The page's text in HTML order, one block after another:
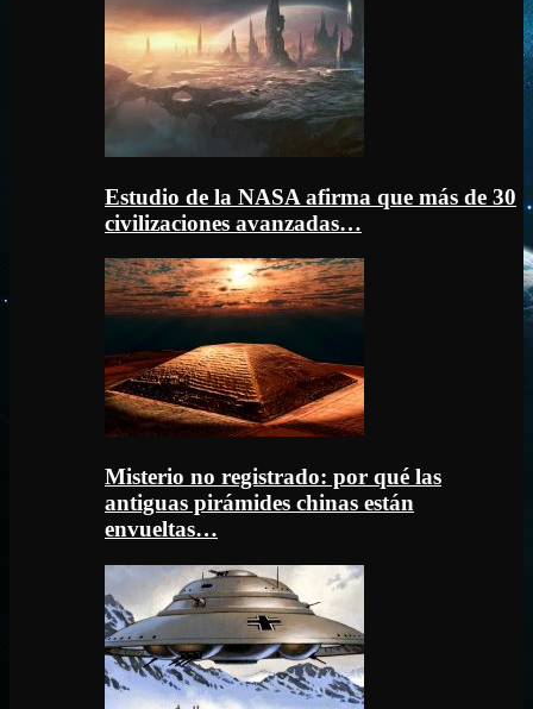
Estudio de la NASA afirma que más de 30
civilizaciones avanzadas…
Misterio no registrado: por qué las
antiguas pirámides chinas están
envueltas…